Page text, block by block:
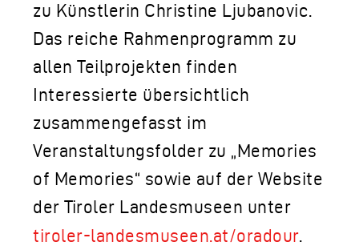
zu Künstlerin Christine Ljubanovic.
Das reiche Rahmenprogramm zu
allen Teilprojekten finden
Interessierte übersichtlich
zusammengefasst im
Veranstaltungsfolder zu „Memories
of Memories“ sowie auf der Website
der Tiroler Landesmuseen unter
tiroler-landesmuseen.at/oradour.